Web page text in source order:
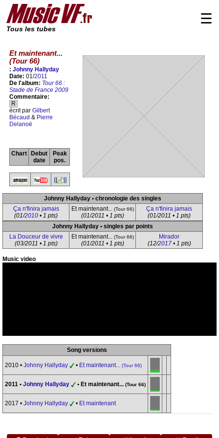
Tous les tubes
☰
Et maintenant...
(Tour 66)
: Johnny Hallyday
Date: 01/2011
De l'album: Tour 66 :
Stade de France 2009
Commentaire:
R
écrit par Gilbert
Bécaud & Pierre
Delanoë
Chart
Debut
date
Peak
pos.
Johnny Hallyday • chronologie des singles
Ça n'finira jamais
(01/2010 • 1 pts)
Et maintenant... (Tour 66)
(01/2011 • 1 pts)
Ça n'finira jamais
(01/2011 • 1 pts)
Johnny Hallyday • singles par points
La Douceur de vivre
(03/2011 • 1 pts)
Et maintenant... (Tour 66)
(01/2011 • 1 pts)
Mirador
(12/2017• 1 pts)
Music video
Song versions
2010 • Johnny Hallyday • Et maintenant... (Tour 66)
2011 • Johnny Hallyday • Et maintenant... (Tour 66)
2017 • Johnny Hallyday • Et maintenant